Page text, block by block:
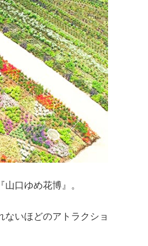
口ゆめ花博』。
ないほどのアトラクショ